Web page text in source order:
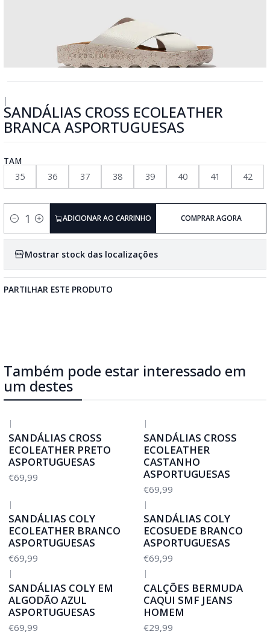
|
SANDÁLIAS CROSS ECOLEATHER
BRANCA ASPORTUGUESAS
TAM
35
36 37 38 39 40 41 42
Quantidade
ADICIONAR AO CARRINHO COMPRAR AGORA
Mostrar stock das localizações
PARTILHAR ESTE PRODUTO
Também pode estar interessado em
um destes
|
SANDÁLIAS CROSS
ECOLEATHER PRETO
ASPORTUGUESAS
€69,99
|
SANDÁLIAS CROSS
ECOLEATHER
CASTANHO
ASPORTUGUESAS
€69,99
|
SANDÁLIAS COLY
ECOLEATHER BRANCO
ASPORTUGUESAS
€69,99
|
SANDÁLIAS COLY
ECOSUEDE BRANCO
ASPORTUGUESAS
€69,99
|
SANDÁLIAS COLY EM
ALGODÃO AZUL
ASPORTUGUESAS
€69,99
|
CALÇÕES BERMUDA
CAQUI SMF JEANS
HOMEM
€29,99